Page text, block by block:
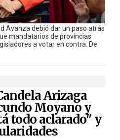
Avanza debió dar un paso atrás
mandatarios de provincias
a votar en contra. De
Arizaga
Moyano y
todo aclarado" y